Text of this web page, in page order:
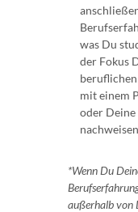
was Du
der Fokus
mit einem
oder
*Wenn Du
außerhalb von